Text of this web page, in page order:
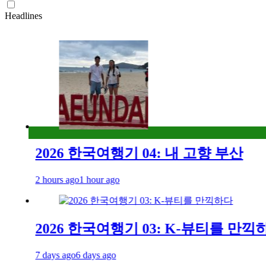
Headlines
2026 한국여행기 04: 내 고향 부산
2 hours ago1 hour ago
2026 한국여행기 03: K-뷰티를 만끽하다
7 days ago6 days ago